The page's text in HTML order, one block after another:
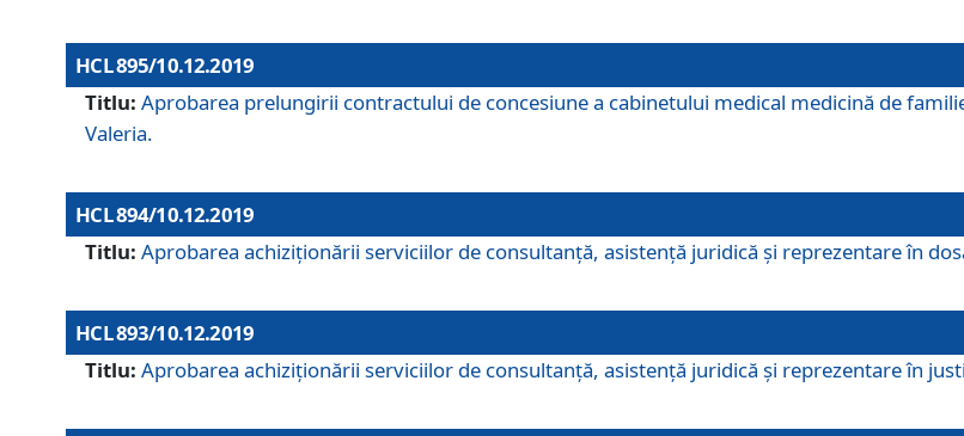
HCL 895/10.12.2019
Titlu: Aprobarea prelungirii contractului de concesiune a cabinetului medical medicină de
Valeria.
HCL 894/10.12.2019
Titlu: Aprobarea achiziţionării serviciilor de consultanţă, asistenţă juridică şi reprezentare în
HCL 893/10.12.2019
Titlu: Aprobarea achiziţionării serviciilor de consultanţă, asistenţă juridică şi reprezentare în